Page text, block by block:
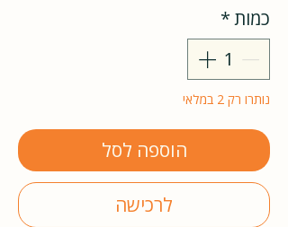
כמות*
נותרו רק 2 במלאי
הוספה לסל
לרכישה